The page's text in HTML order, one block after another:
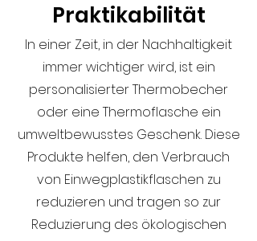
Praktikabilität
In einer Zeit, in der Nachhaltigkeit
immer wichtiger wird, ist ein
personalisierter Thermobecher
oder eine Thermoflasche ein
umweltbewusstes Geschenk. Diese
Produkte helfen, den Verbrauch
von Einwegplastikflaschen zu
reduzieren und tragen so zur
Reduzierung des ökologischen